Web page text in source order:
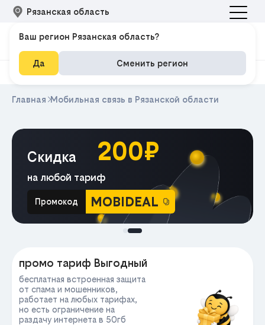
Рязанская область
Главная Мобильная связь в Рязанской области
Скидка 200₽
на любой тариф
Промокод MOBIDEAL
промо тариф Выгодный
бесплатная встроенная защита
от спама и мошенников,
работает на любых тарифах,
но есть ограничение на
раздачу интернета в 50гб
Ваш регион Рязанская область?
Да Сменить регион